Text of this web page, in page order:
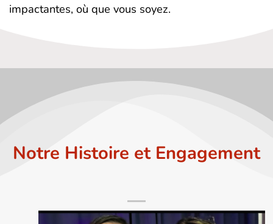
impactantes, où que vous soyez.
Notre Histoire et Engagement